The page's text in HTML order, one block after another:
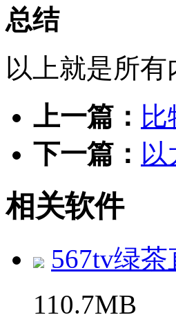
总结
以上就是所
上一篇：
下一篇： 以
相关软件
567tv绿
110.7MB